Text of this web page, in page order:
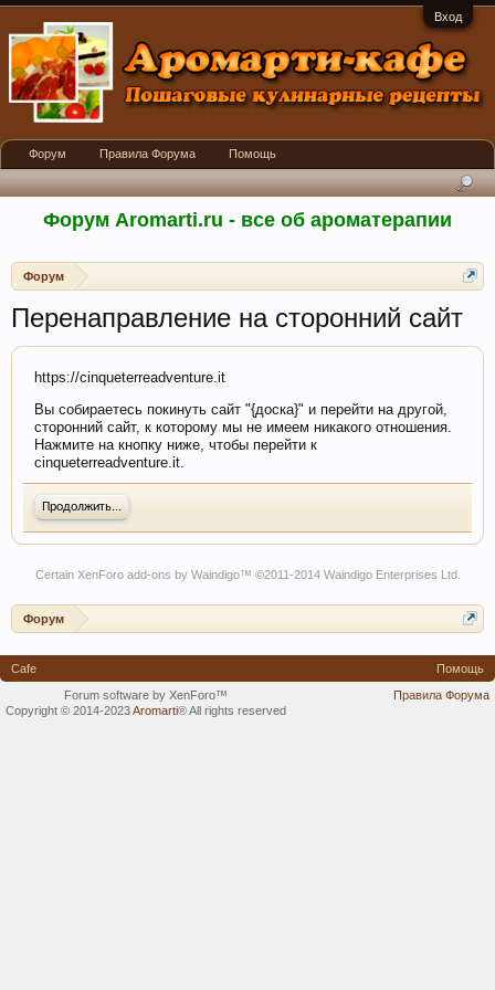
Вход
Форум Aromarti.ru - все об ароматерапии
Форум
Перенаправление на сторонний сайт
https://cinqueterreadventure.it
Вы собираетесь покинуть сайт "{доска}" и перейти на другой,
сторонний сайт, к которому мы не имеем никакого отношения.
Нажмите на кнопку ниже, чтобы перейти к
cinqueterreadventure.it.
Продолжить...
Certain XenForo add-ons by Waindigo™ ©2011-2014 Waindigo Enterprises Ltd.
Форум
Форум Правила Форума Помощь
Cafe
Помощь
Правила Форума
Forum software by XenForo™
Copyright © 2014-2023Aromarti®All rights reserved